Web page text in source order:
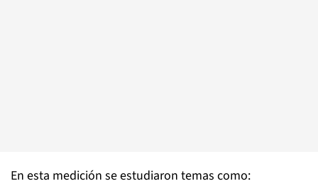
En esta medición se estudiaron temas como: